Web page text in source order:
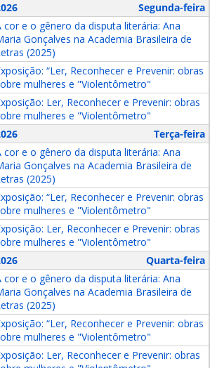
Segunda-feira
cor e o gênero da disputa literária: Ana
Gonçalves na Academia Brasileira de
(2025)
“Ler, Reconhecer e Prevenir: obras
mulheres e "Violentômetro"
Ler, Reconhecer e Prevenir: obras
mulheres e "Violentômetro"
Terça-feira
cor e o gênero da disputa literária: Ana
Gonçalves na Academia Brasileira de
(2025)
“Ler, Reconhecer e Prevenir: obras
mulheres e "Violentômetro"
Ler, Reconhecer e Prevenir: obras
mulheres e "Violentômetro"
Quarta-feira
cor e o gênero da disputa literária: Ana
Gonçalves na Academia Brasileira de
(2025)
“Ler, Reconhecer e Prevenir: obras
mulheres e "Violentômetro"
Ler, Reconhecer e Prevenir: obras